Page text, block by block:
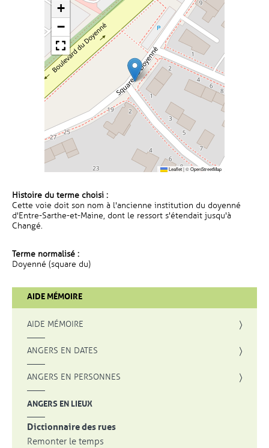
+
−
Leaflet|©OpenStreetMap
Histoire du terme choisi :
Cette voie doit son nom à l'ancienne institution du doyenné
d'Entre-Sarthe-et-Maine, dont le ressort s'étendait jusqu'à
Changé.
Terme normalisé :
Doyenné (square du)
AIDE MÉMOIRE
AIDE MÉMOIRE
ANGERS EN DATES
ANGERS EN PERSONNES
ANGERS EN LIEUX
Dictionnaire des rues
Remonter le temps